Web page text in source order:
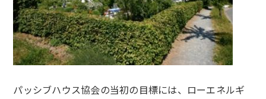
パッシブハウス協会の当初の目標には、ローエネルギ